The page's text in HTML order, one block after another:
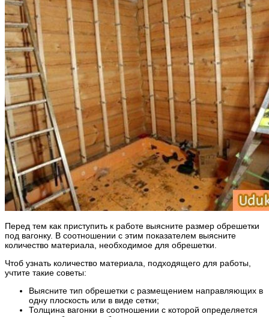
Перед тем как приступить к работе выясните размер обрешетки
под вагонку. В соотношении с этим показателем выясните
количество материала, необходимое для обрешетки.
Чтоб узнать количество материала, подходящего для работы,
учтите такие советы:
Выясните тип обрешетки с размещением направляющих в
одну плоскость или в виде сетки;
Толщина вагонки в соотношении с которой определяется